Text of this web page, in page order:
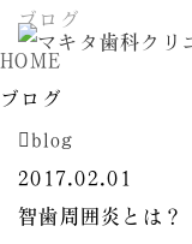
ブログ
HOME
ブログ
blog
2017.02.01
智歯周囲炎とは？